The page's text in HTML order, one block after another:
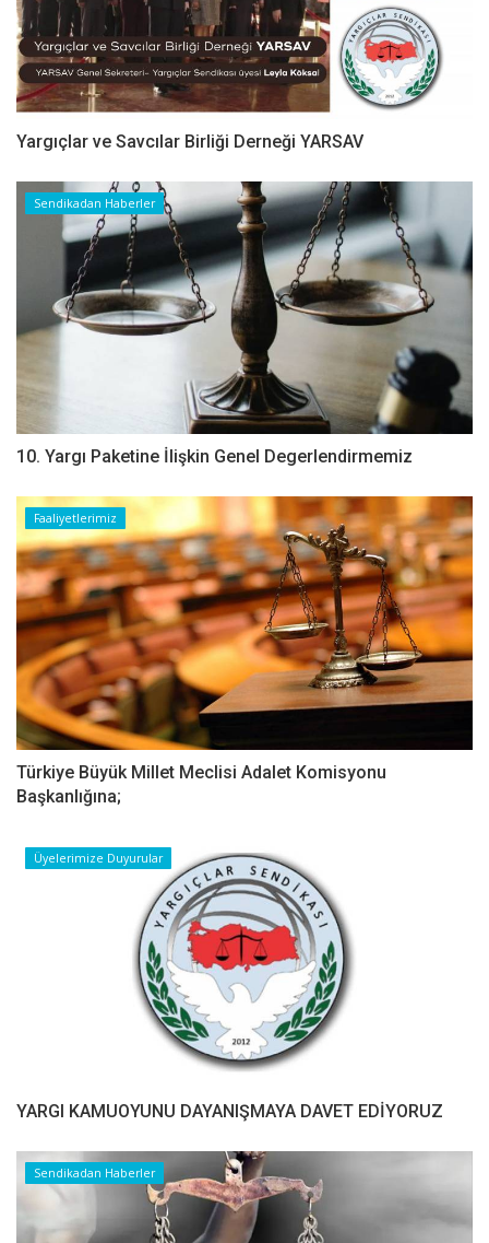
Yargıçlar ve Savcılar Birliği Derneği YARSAV
Sendikadan Haberler
10. Yargı Paketine İlişkin Genel Degerlendirmemiz
Faaliyetlerimiz
Türkiye Büyük Millet Meclisi Adalet Komisyonu
Başkanlığına;
Üyelerimize Duyurular
YARGI KAMUOYUNU DAYANIŞMAYA DAVET EDİYORUZ
Sendikadan Haberler